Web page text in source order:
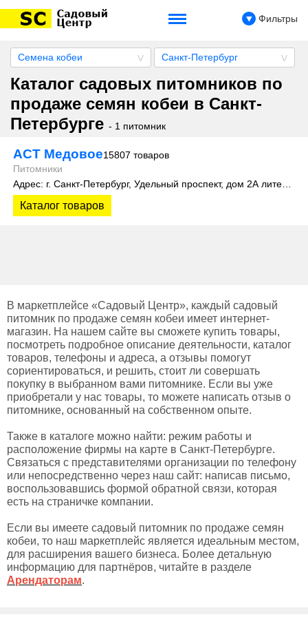
Фильтры
Семена кобеи Санкт-Петербург
Каталог садовых питомников по
продаже семян кобеи в Санкт-
Петербурге - 1 питомник
АСТ Медовое15807 товаров
Питомники
Каталог товаров
В маркетплейсе «Садовый Центр», каждый садовый
питомник по продаже семян кобеи имеет интернет-
магазин. На нашем сайте вы сможете купить товары,
посмотреть подробное описание деятельности, каталог
товаров, телефоны и адреса, а отзывы помогут
сориентироваться, и решить, стоит ли совершать
покупку в выбранном вами питомнике. Если вы уже
приобретали у нас товары, то можете написать отзыв о
питомнике, основанный на собственном опыте.
Также в каталоге можно найти: режим работы и
расположение фирмы на карте в Санкт-Петербурге.
Связаться с представителями организации по телефону
или непосредственно через наш сайт: написав письмо,
воспользовавшись формой обратной связи, которая
есть на страничке компании.
Если вы имеете садовый питомник по продаже семян
кобеи, то наш маркетплейс является идеальным местом,
для расширения вашего бизнеса. Более детальную
информацию для партнёров, читайте в разделе
Арендаторам.